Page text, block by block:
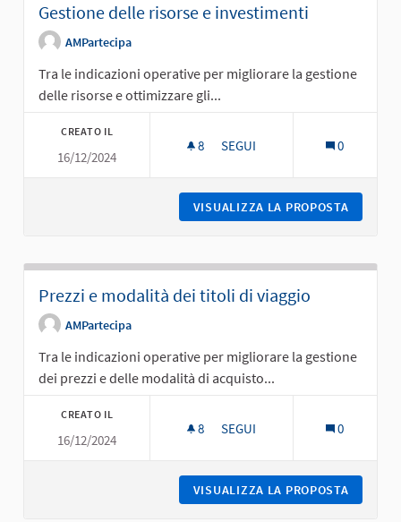
Gestione delle risorse e investimenti
AMPartecipa
Tra le indicazioni operative per migliorare la gestione
delle risorse e ottimizzare gli...
CREATO IL
16/12/2024
8 8 SOSTENITORI
SEGUI 0
VISUALIZZA LA PROPOSTA
Prezzi e modalità dei titoli di viaggio
AMPartecipa
Tra le indicazioni operative per migliorare la gestione
dei prezzi e delle modalità di acquisto...
CREATO IL
16/12/2024
8 8 SOSTENITORI
SEGUI 0
VISUALIZZA LA PROPOSTA